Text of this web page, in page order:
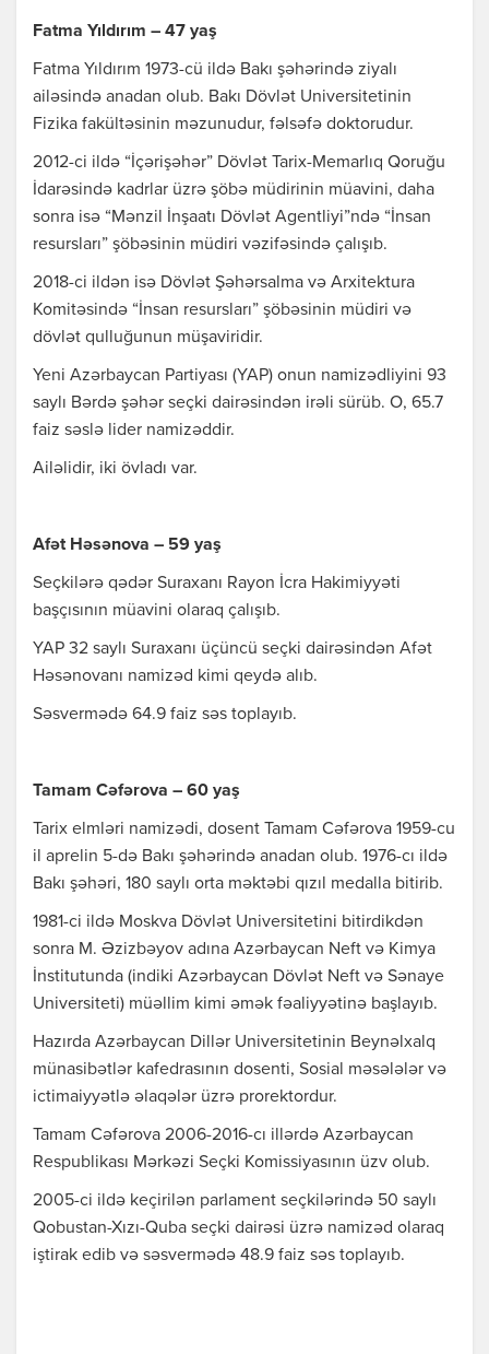
Fatma Yıldırım – 47 yaş
Fatma Yıldırım 1973-cü ildə Bakı şəhərində ziyalı
ailəsində anadan olub. Bakı Dövlət Universitetinin
Fizika fakültəsinin məzunudur, fəlsəfə doktorudur.
2012-ci ildə “İçərişəhər” Dövlət Tarix-Memarlıq Qoruğu
İdarəsində kadrlar üzrə şöbə müdirinin müavini, daha
sonra isə “Mənzil İnşaatı Dövlət Agentliyi”ndə “İnsan
resursları” şöbəsinin müdiri vəzifəsində çalışıb.
2018-ci ildən isə Dövlət Şəhərsalma və Arxitektura
Komitəsində “İnsan resursları” şöbəsinin müdiri və
dövlət qulluğunun müşaviridir.
Yeni Azərbaycan Partiyası (YAP) onun namizədliyini 93
saylı Bərdə şəhər seçki dairəsindən irəli sürüb. O, 65.7
faiz səslə lider namizəddir.
Ailəlidir, iki övladı var.
Afət Həsənova – 59 yaş
Seçkilərə qədər Suraxanı Rayon İcra Hakimiyyəti
başçısının müavini olaraq çalışıb.
YAP 32 saylı Suraxanı üçüncü seçki dairəsindən Afət
Həsənovanı namizəd kimi qeydə alıb.
Səsvermədə 64.9 faiz səs toplayıb.
Tamam Cəfərova – 60 yaş
Tarix elmləri namizədi, dosent Tamam Cəfərova 1959-cu
il aprelin 5-də Bakı şəhərində anadan olub. 1976-cı ildə
Bakı şəhəri, 180 saylı orta məktəbi qızıl medalla bitirib.
1981-ci ildə Moskva Dövlət Universitetini bitirdikdən
sonra M. Əzizbəyov adına Azərbaycan Neft və Kimya
İnstitutunda (indiki Azərbaycan Dövlət Neft və Sənaye
Universiteti) müəllim kimi əmək fəaliyyətinə başlayıb.
Hazırda Azərbaycan Dillər Universitetinin Beynəlxalq
münasibətlər kafedrasının dosenti, Sosial məsələlər və
ictimaiyyətlə əlaqələr üzrə prorektordur.
Tamam Cəfərova 2006-2016-cı illərdə Azərbaycan
Respublikası Mərkəzi Seçki Komissiyasının üzv olub.
2005-ci ildə keçirilən parlament seçkilərində 50 saylı
Qobustan-Xızı-Quba seçki dairəsi üzrə namizəd olaraq
iştirak edib və səsvermədə 48.9 faiz səs toplayıb.